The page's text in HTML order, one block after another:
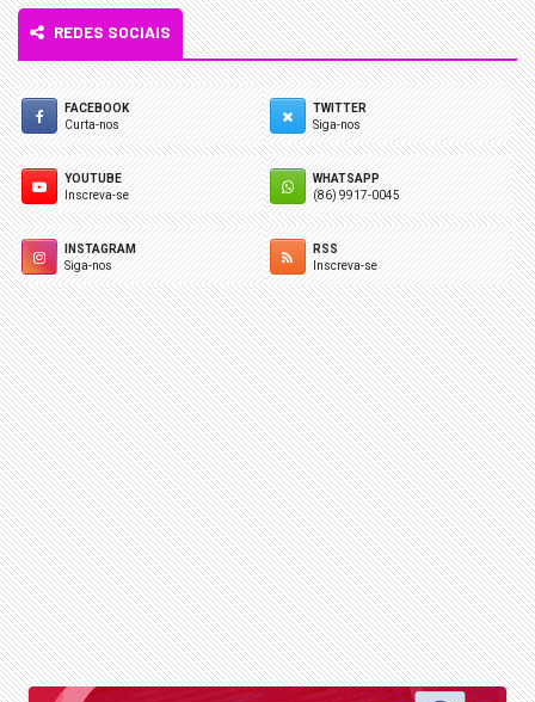
REDES SOCIAIS
FACEBOOK
Curta-nos
TWITTER
Siga-nos
YOUTUBE
Inscreva-se
WHATSAPP
(86) 9917-0045
INSTAGRAM
Siga-nos
RSS
Inscreva-se